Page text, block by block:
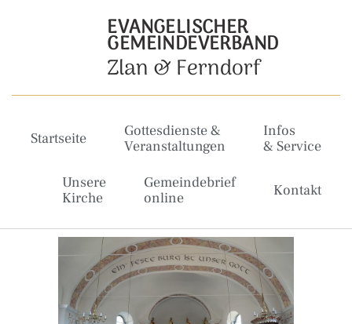
EVANGELISCHER
GEMEINDEVERBAND
Zlan & Ferndorf
Startseite
Gottesdienste &
Veranstaltungen
Infos
& Service
Unsere
Kirche
Gemeindebrief
online
Kontakt